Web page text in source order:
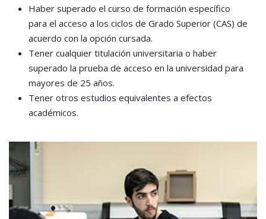
Haber superado el curso de formación específico
para el acceso a los ciclos de Grado Superior (CAS) de
acuerdo con la opción cursada.
Tener cualquier titulación universitaria o haber
superado la prueba de acceso en la universidad para
mayores de 25 años.
Tener otros estudios equivalentes a efectos
académicos.